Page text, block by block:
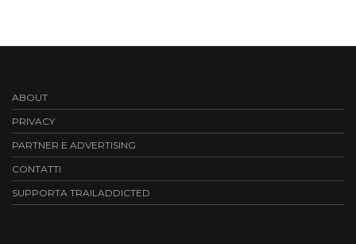
ABOUT
PRIVACY
PARTNER E ADVERTISING
CONTATTI
SUPPORTA TRAILADDICTED